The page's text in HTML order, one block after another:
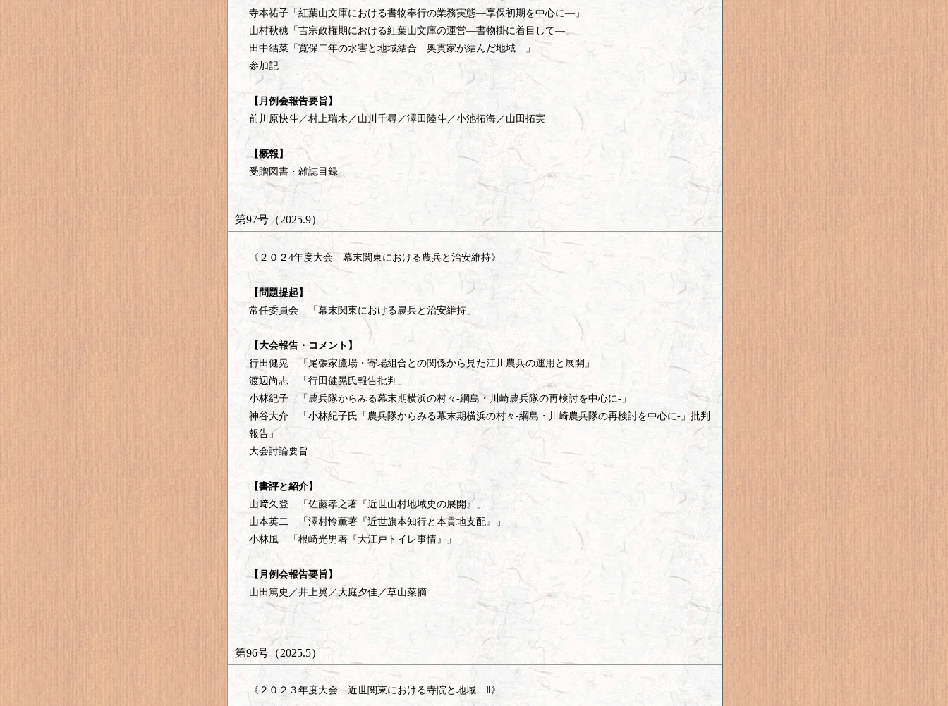
寺本祐子「紅葉山文庫における書物奉行の業務実態―享保初期を中心に―」
山村秋穂「吉宗政権期における紅葉山文庫の運営―書物掛に着目して―」
田中結菜「寛保二年の水害と地域結合―奥貫家が結んだ地域―」
参加記
【月例会報告要旨】
前川原快斗／村上瑞木／山川千尋／澤田陸斗／小池拓海／山田拓実
【概報】
受贈図書・雑誌目録
第97号（2025.9）
《２０２4年度大会 幕末関東における農兵と治安維持》
【問題提起】
常任委員会 「幕末関東における農兵と治安維持」
【大会報告・コメント】
行田健晃 「尾張家鷹場・寄場組合との関係から見た江川農兵の運用と展開」
渡辺尚志 「行田健晃氏報告批判」
小林紀子 「農兵隊からみる幕末期横浜の村々-綱島・川崎農兵隊の再検討を中心に-」
神谷大介 「小林紀子氏「農兵隊からみる幕末期横浜の村々-綱島・川崎農兵隊の再検討を中心に-」批判
報告」
大会討論要旨
【書評と紹介】
山﨑久登 「佐藤孝之著『近世山村地域史の展開』」
山本英二 「澤村怜薫著『近世旗本知行と本貫地支配』」
小林風 「根崎光男著『大江戸トイレ事情』」
【月例会報告要旨】
山田篤史／井上翼／大庭夕佳／草山菜摘
第96号（2025.5）
《２０２３年度大会 近世関東における寺院と地域 Ⅱ》